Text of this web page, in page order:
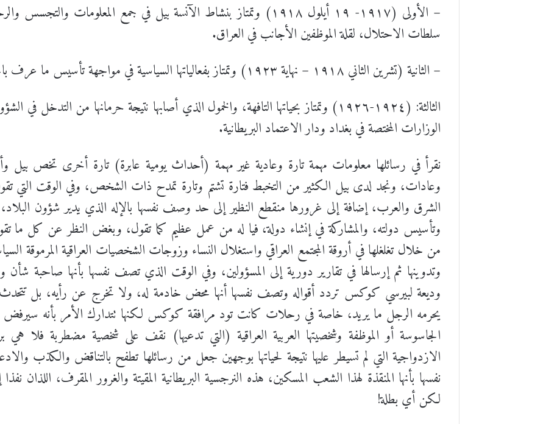
– الأولى (١٩١٧- ١٩ أيلول ١٩١٨) وتمتاز بنشاط الآنسة بيل في جمع المعلومات
سلطات الاحتلال، لقلة الموظفين الأجانب في العراق.
– الثانية (تشرين الثاني ١٩١٨ – نهاية ١٩٢٣) وتمتاز بفعالياتها السياسية في مواجهة تأسيس ما عرف بالحكم الوطني والبلاط.
الثالثة: (١٩٢٤-١٩٢٦) وتمتاز بحياتها التافهة، والخمول الذي أصابها نتيجة حرمانها من
الوزارات المختصة في بغداد ودار الاعتماد البريطانية.
نقرأ في رسائلها معلومات مهمة تارة وعادية غير مهمة (أحداث يومية عابرة) تارة أخرى تخص بيل
وعادات، ونجد لدى بيل الكثير من التخبط فتارة تشتم وتارة تمدح ذات الشخص، وفي الوقت التي
الشرق والعرب، إضافة إلى غرورها منقطع النظير إلى حد وصف نفسها بالإله الذي يدير شؤون
وتأسيس دولته، والمشاركة في إنشاء دولة، فيا له من عمل عظيم كما تقول، وبغض النظر عن كل ما
من خلال تغلغلها في أروقة المجتمع العراقي واستغلال النساء وزوجات الشخصيات العراقية المرموقة
وتدوينها ثم إرسالها في تقارير دورية إلى المسؤولين، وفي الوقت الذي تصف نفسها بأنها صاحبة
وديعة لبيرسي كوكس تردد أقواله وتصف نفسها أنها محض خادمة له، ولا تخرج عن رأيه، بل
يحرمه الرجل ما يريد، خاصة في رحلات كانت تود مرافقة كوكس لكنها تتدارك الأمر بأنه سيرفض
الجاسوسة أو الموظفة وشخصيتها العربية العراقية (التي تدعيها) نقف على شخصية مضطربة فلا هي
الازدواجية التي لم تسيطر عليها نتيجة لحياتها بوجهين جعل من رسائلها تطفح بالتناقض والكذب
نفسها بأنها المنقذة لهذا الشعب المسكين، هذه النرجسية البريطانية المقيتة والغرور المقرف، اللذان
لكن أي بطلة!